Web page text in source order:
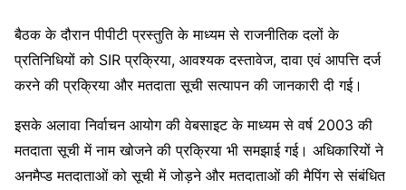
बैठक के दौरान पीपीटी प्रस्तुति के माध्यम से राजनीतिक दलों के
प्रतिनिधियों को SIR प्रक्रिया, आवश्यक दस्तावेज, दावा एवं आपत्ति दर्ज
करने की प्रक्रिया और मतदाता सूची सत्यापन की जानकारी दी गई।
इसके अलावा निर्वाचन आयोग की वेबसाइट के माध्यम से वर्ष 2003 की
मतदाता सूची में नाम खोजने की प्रक्रिया भी समझाई गई। अधिकारियों ने
अनमैप्ड मतदाताओं को सूची में जोड़ने और मतदाताओं की मैपिंग से संबंधित